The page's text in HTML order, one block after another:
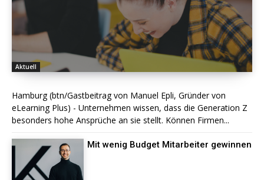
Aktuell
Hamburg (btn/Gastbeitrag von Manuel Epli, Gründer von
eLearning Plus) - Unternehmen wissen, dass die Generation Z
besonders hohe Ansprüche an sie stellt. Können Firmen...
Mit wenig Budget Mitarbeiter gewinnen